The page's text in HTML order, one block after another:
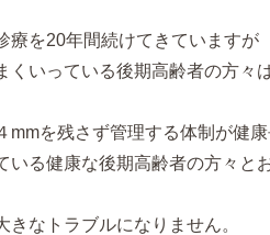
療を20年間続けてきていますが
くいっている後期高齢者の方々
mmを残さず管理する体制が健
いる健康な後期高齢者の方々と
なトラブルになりません。